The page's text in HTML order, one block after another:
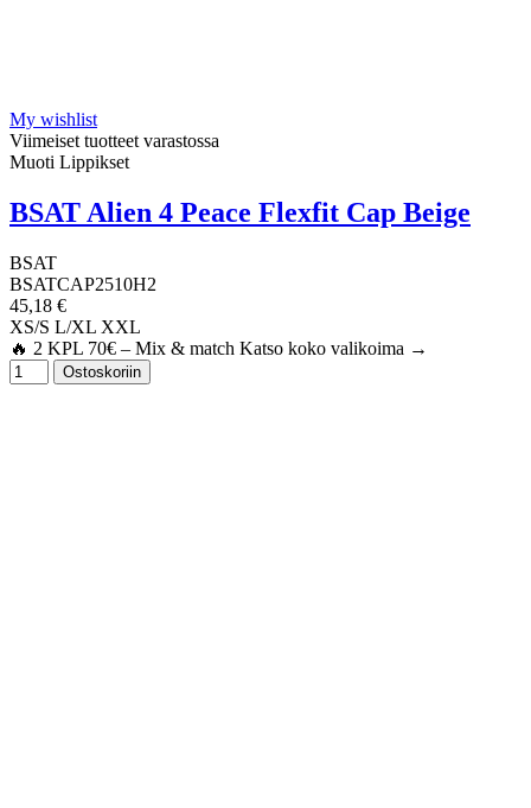
My wishlist
Viimeiset tuotteet varastossa
Muoti Lippikset
BSAT Alien 4 Peace Flexfit Cap Beige
BSAT
BSATCAP2510H2
45,18 €
XS/S L/XL XXL
🔥 2 KPL 70€ – Mix & match Katso koko valikoima →
Ostoskoriin